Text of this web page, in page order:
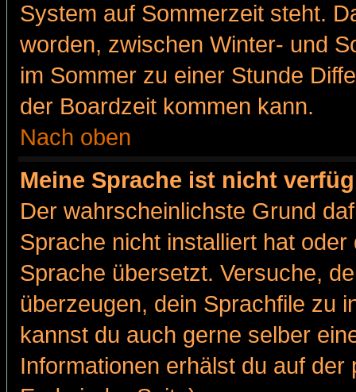
System auf Sommerzeit steht.
worden, zwischen Winter- und
im Sommer zu einer Stunde
der Boardzeit kommen kann.
Nach oben
Meine Sprache ist nicht
Der wahrscheinlichste Grund
Sprache nicht installiert hat
Sprache übersetzt. Versuche,
überzeugen, dein Sprachfile zu
kannst du auch gerne selber
Informationen erhälst du auf